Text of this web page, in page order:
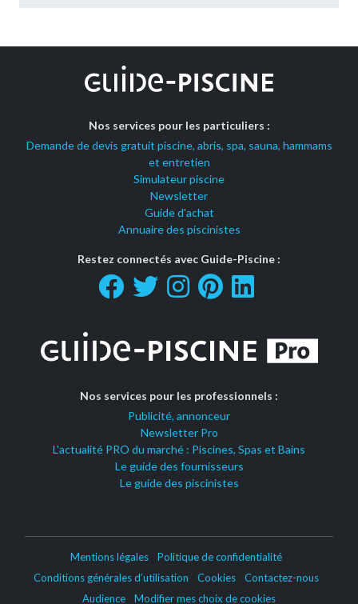
Nos services pour les particuliers :
Demande de devis gratuit piscine, abris, spa, sauna, hammams
et entretien
Simulateur piscine
Newsletter
Guide d'achat
Annuaire des piscinistes
Restez connectés avec Guide-Piscine :
Nos services pour les professionnels :
Publicité, annonceur
Newsletter Pro
L'actualité PRO du marché : Piscines, Spas et Bains
Le guide des fournisseurs
Le guide des piscinistes
Mentions légales
Politique de confidentialité
Conditions générales d’utilisation
Cookies
Contactez-nous
Audience
Modifier mes choix de cookies